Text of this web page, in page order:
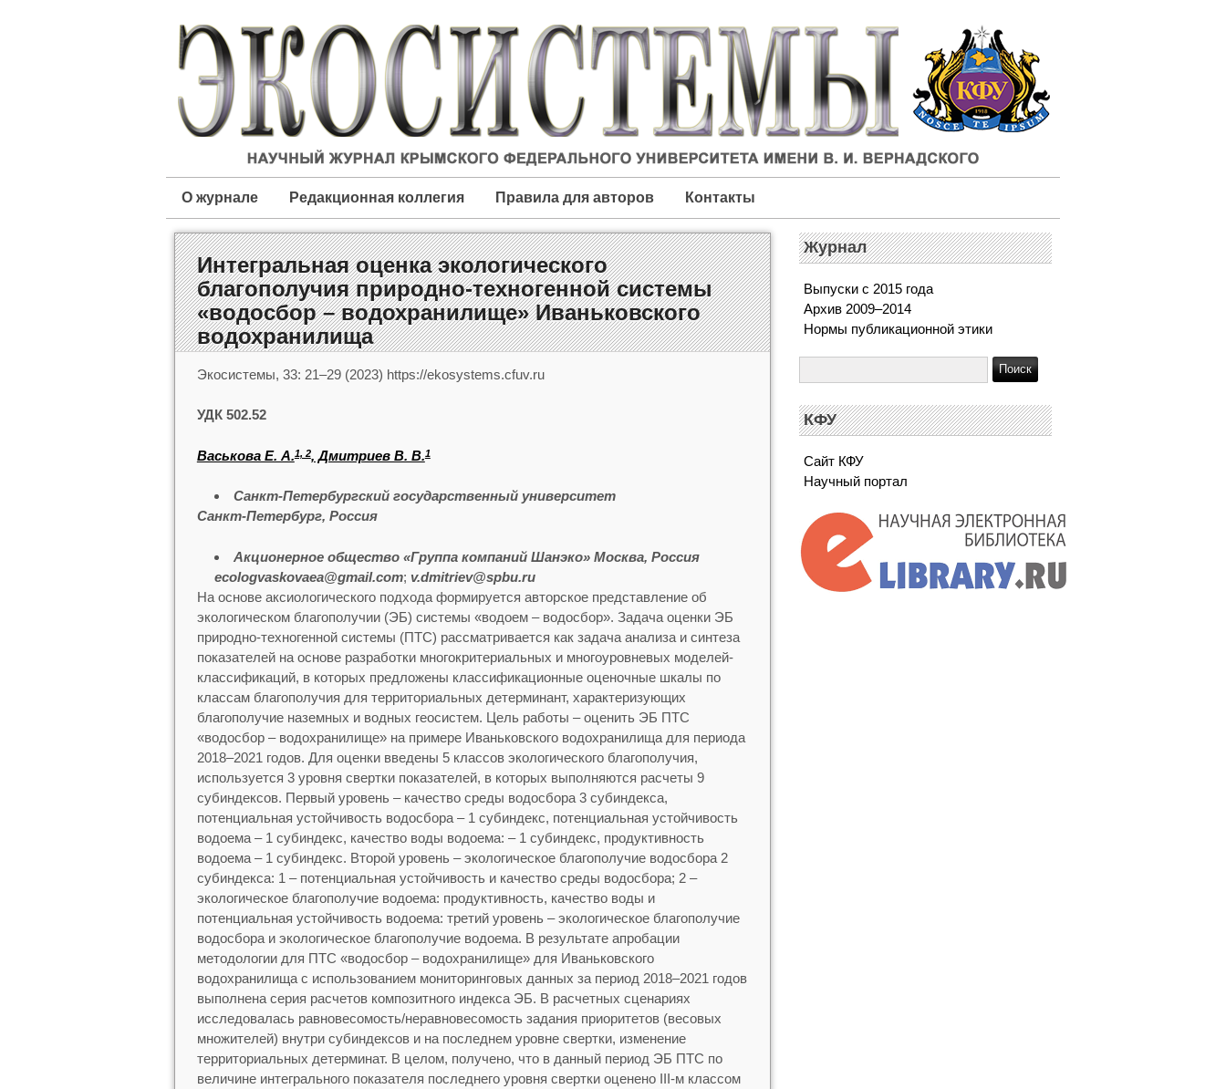
О журнале Редакционная коллегия Правила для авторов Контакты
Интегральная оценка экологического
благополучия природно-техногенной системы
«водосбор – водохранилище» Иваньковского
водохранилища
Экосистемы, 33: 21–29 (2023) https://ekosystems.cfuv.ru
УДК 502.52
Васькова Е. А.1, 2, Дмитриев В. В.1
Санкт-Петербургский государственный университет
Санкт-Петербург, Россия
Акционерное общество «Группа компаний Шанэко» Москва, Россия
ecologvaskovaea@gmail.com; v.dmitriev@spbu.ru
На основе аксиологического подхода формируется авторское представление об
экологическом благополучии (ЭБ) системы «водоем – водосбор». Задача оценки ЭБ
природно-техногенной системы (ПТС) рассматривается как задача анализа и синтеза
показателей на основе разработки многокритериальных и многоуровневых моделей-
классификаций, в которых предложены классификационные оценочные шкалы по
классам благополучия для территориальных детерминант, характеризующих
благополучие наземных и водных геосистем. Цель работы – оценить ЭБ ПТС
«водосбор – водохранилище» на примере Иваньковского водохранилища для периода
2018–2021 годов. Для оценки введены 5 классов экологического благополучия,
используется 3 уровня свертки показателей, в которых выполняются расчеты 9
субиндексов. Первый уровень – качество среды водосбора 3 субиндекса,
потенциальная устойчивость водосбора – 1 субиндекс, потенциальная устойчивость
водоема – 1 субиндекс, качество воды водоема: – 1 субиндекс, продуктивность
водоема – 1 субиндекс. Второй уровень – экологическое благополучие водосбора 2
субиндекса: 1 – потенциальная устойчивость и качество среды водосбора; 2 –
экологическое благополучие водоема: продуктивность, качество воды и
потенциальная устойчивость водоема: третий уровень – экологическое благополучие
водосбора и экологическое благополучие водоема. В результате апробации
методологии для ПТС «водосбор – водохранилище» для Иваньковского
водохранилища с использованием мониторинговых данных за период 2018–2021 годов
выполнена серия расчетов композитного индекса ЭБ. В расчетных сценариях
исследовалась равновесомость/неравновесомость задания приоритетов (весовых
множителей) внутри субиндексов и на последнем уровне свертки, изменение
территориальных детерминат. В целом, получено, что в данный период ЭБ ПТС по
величине интегрального показателя последнего уровня свертки оценено III-м классом
Журнал
Выпуски с 2015 года
Архив 2009–2014
Нормы публикационной этики
КФУ
Сайт КФУ
Научный портал